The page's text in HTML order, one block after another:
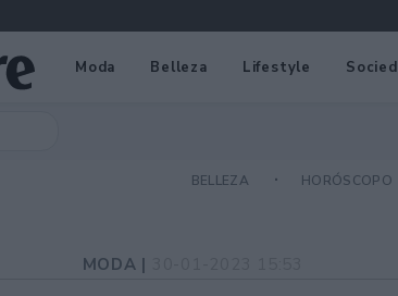
Moda Belleza Lifestyle
BELLEZA HORÓSCOPO
MODA |